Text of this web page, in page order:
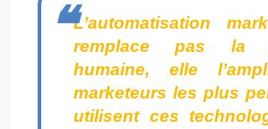
L’automatisation
remplace pas la
humaine, elle
marketeurs les plus
utilisent ces